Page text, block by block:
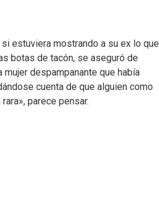
estuviera mostrando a su ex lo que
botas de tacón, se aseguró de
despampanante que había
cuenta de que alguien como
parece pensar.